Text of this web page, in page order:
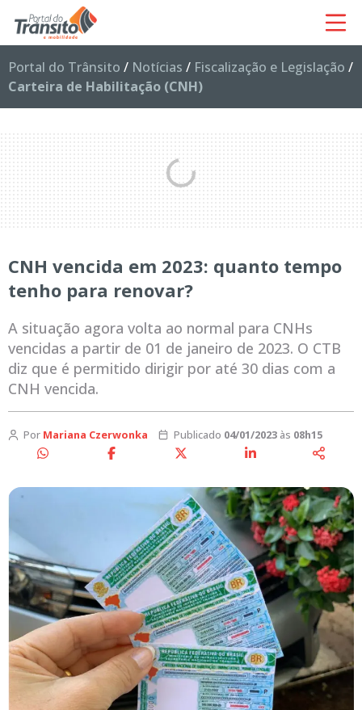
Portal do Trânsito / Notícias / Fiscalização e Legislação /
Carteira de Habilitação (CNH)
CNH vencida em 2023: quanto tempo
tenho para renovar?
A situação agora volta ao normal para CNHs
vencidas a partir de 01 de janeiro de 2023. O CTB
diz que é permitido dirigir por até 30 dias com a
CNH vencida.
Por Mariana Czerwonka Publicado 04/01/2023às 08h15